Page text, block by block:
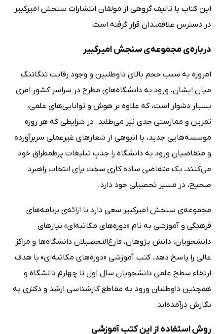
این کتاب با تالیف گروهی از مولفان انتشارات سنجش امیرکبیر
در دسترس علاقمندان قرار گرفته است.
درباره‌ی مجموعه‌ی سنجش امیرکبیر
امروزه به سبب حجم بالای داوطلبین و وجود رقابت تنگاتنگ
میان ایشان، ورود به دانشگاه‌های مطرح در سراسر کشور امری
بسیار دشوار است، که علاوه بر هوش و توانایی‌های علمی،
تمرین و ممارستی جدی نیز می‌طلبد. در شرایطی که هر روزه
موسسه‌هایی جدید، با انبوهی از شعارهای غیرعملی سربرآورده
و متقاضیانِ ورود به دانشگاه را جذبِ تبلیغات پرطمطراق خود
می‌کنند، یک متقاضی ساده کاری سخت برای انتخاب راهبرد
صحیح، در مسیر تحصیلی خود دارد.
مجموعه‌ی سنجش امیرکبیر سعی دارد با ارائه‌ی برنامه‌های
فرهنگی و آموزشی به نام «دوره‌های مکاتبه‌ای» نیازهای
دانشجویان، دانش پژوهان، فارغ‌التحصیلان دانشگاه‌ها و مراکز
عالی را پاسخ دهد. کتب آموزشی «دوره‌های مکاتبه‌ای» با هدف
ارتقاء سطح علمی دانشجویان سال اول تا چهارم دانشگاه و
همچنین داوطلبان ورود به مقاطع کارشناسی ارشد و دکتری به
نگارش درآمده‌اند.
روش استفاده از این کتب آموزشی